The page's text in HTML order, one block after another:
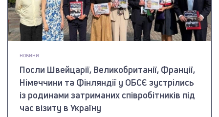
НОВИНИ
Посли Швейцарії, Великобританії, Франції,
Німеччини та Фінляндії у ОБСЄ зустрілись
із родинами затриманих співробітників під
час візиту в Україну